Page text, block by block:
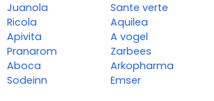
Juanola
Ricola
Apivita
Pranarom
Aboca
Sodeinn
Sante verte
Aquilea
A vogel
Zarbees
Arkopharma
Emser